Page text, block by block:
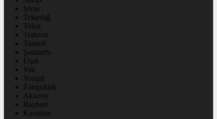
Sivas
Tekirdağ
Tokat
Trabzon
Tunceli
Şanlıurfa
Uşak
Van
Yozgat
Zonguldak
Aksaray
Bayburt
Karaman